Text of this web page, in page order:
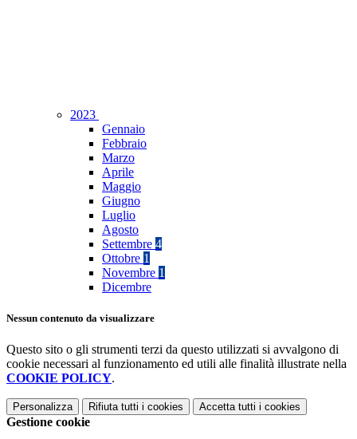
2023
Gennaio
Febbraio
Marzo
Aprile
Maggio
Giugno
Luglio
Agosto
Settembre 4
Ottobre 1
Novembre 1
Dicembre
Nessun contenuto da visualizzare
Questo sito o gli strumenti terzi da questo utilizzati si avvalgono di
cookie necessari al funzionamento ed utili alle finalità illustrate nella
COOKIE POLICY.
Personalizza Rifiuta tutti i cookies Accetta tutti i cookies
Gestione cookie